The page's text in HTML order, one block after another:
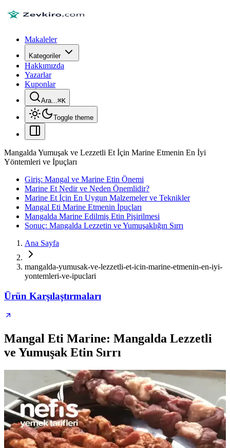
Makaleler
Kategoriler
Hakkımızda
Yazarlar
Kuponlar
Ara...⌘K
Toggle theme
Mangalda Yumuşak ve Lezzetli Et İçin Marine Etmenin En İyi
Yöntemleri ve İpuçları
Giriş: Mangal ve Marine Etin Önemi
Marine Et Nedir ve Neden Önemlidir?
Marine Et İçin En Uygun Malzemeler ve Teknikler
Mangal Eti Marine Etmenin İpuçları
Mangalda Marine Edilmiş Etin Pişirilmesi
Sonuç: Mangalda Lezzetin ve Yumuşaklığın Sırrı
Ana Sayfa
mangalda-yumusak-ve-lezzetli-et-icin-marine-etmenin-en-iyi-
yontemleri-ve-ipuclari
Ürün Karşılaştırmaları
Mangal Eti Marine: Mangalda Lezzetli
ve Yumuşak Etin Sırrı